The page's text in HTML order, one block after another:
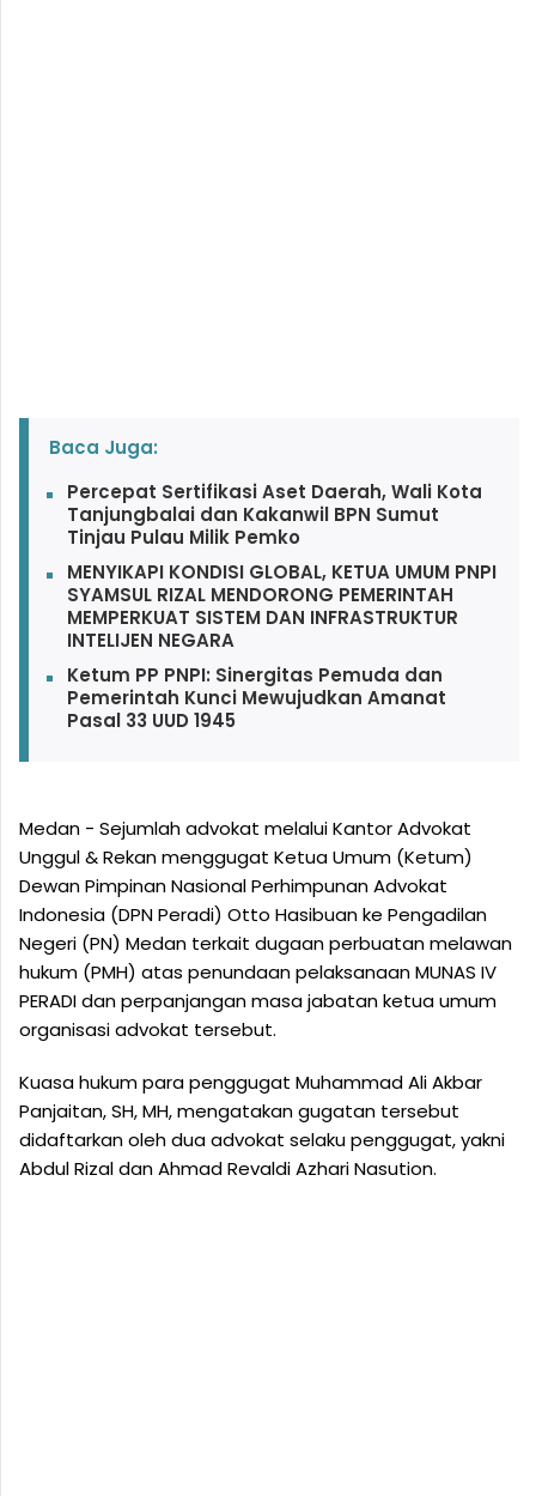
Baca Juga:
Percepat Sertifikasi Aset Daerah, Wali Kota
Tanjungbalai dan Kakanwil BPN Sumut
Tinjau Pulau Milik Pemko
MENYIKAPI KONDISI GLOBAL, KETUA UMUM PNPI
SYAMSUL RIZAL MENDORONG PEMERINTAH
MEMPERKUAT SISTEM DAN INFRASTRUKTUR
INTELIJEN NEGARA
Ketum PP PNPI: Sinergitas Pemuda dan
Pemerintah Kunci Mewujudkan Amanat
Pasal 33 UUD 1945
Medan - Sejumlah advokat melalui Kantor Advokat
Unggul & Rekan menggugat Ketua Umum (Ketum)
Dewan Pimpinan Nasional Perhimpunan Advokat
Indonesia (DPN Peradi) Otto Hasibuan ke Pengadilan
Negeri (PN) Medan terkait dugaan perbuatan melawan
hukum (PMH) atas penundaan pelaksanaan MUNAS IV
PERADI dan perpanjangan masa jabatan ketua umum
organisasi advokat tersebut.
Kuasa hukum para penggugat Muhammad Ali Akbar
Panjaitan, SH, MH, mengatakan gugatan tersebut
didaftarkan oleh dua advokat selaku penggugat, yakni
Abdul Rizal dan Ahmad Revaldi Azhari Nasution.